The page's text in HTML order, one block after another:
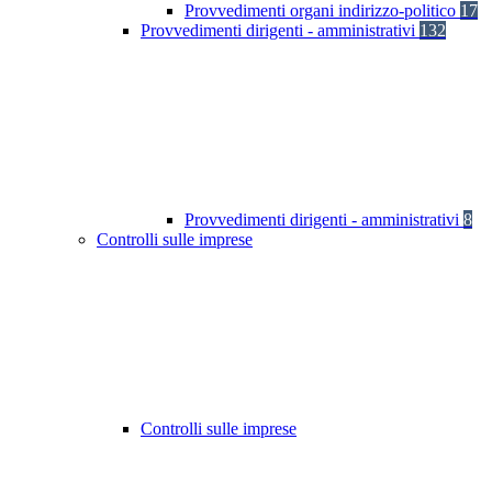
Provvedimenti organi indirizzo-politico 17
Provvedimenti dirigenti - amministrativi 132
Provvedimenti dirigenti - amministrativi 8
Controlli sulle imprese
Controlli sulle imprese